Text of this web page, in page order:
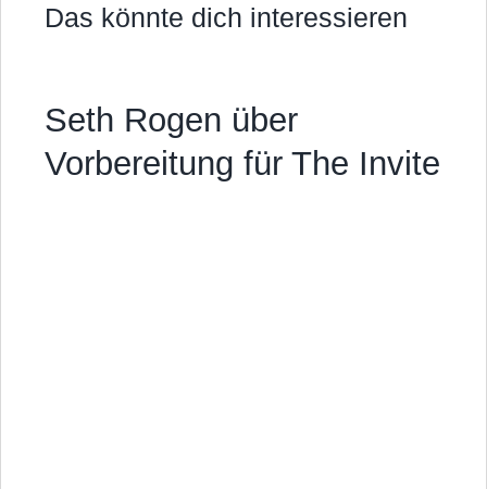
Das könnte dich interessieren
Seth Rogen über
Vorbereitung für The Invite